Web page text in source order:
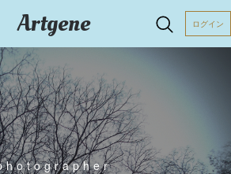
Artgene ログイン